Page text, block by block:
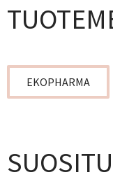
EKOPHARMA